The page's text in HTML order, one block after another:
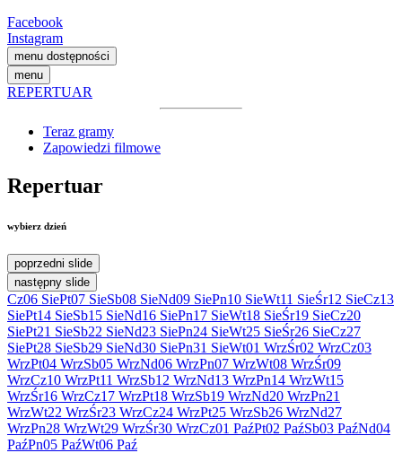
Facebook
Instagram
menu dostępności
menu
REPERTUAR
Teraz gramy
Zapowiedzi filmowe
Repertuar
wybierz dzień
poprzedni slide
następny slide
Cz06 SiePt07 SieSb08 SieNd09 SiePn10 SieWt11 SieŚr12 SieCz13
SiePt14 SieSb15 SieNd16 SiePn17 SieWt18 SieŚr19 SieCz20
SiePt21 SieSb22 SieNd23 SiePn24 SieWt25 SieŚr26 SieCz27
SiePt28 SieSb29 SieNd30 SiePn31 SieWt01 WrzŚr02 WrzCz03
WrzPt04 WrzSb05 WrzNd06 WrzPn07 WrzWt08 WrzŚr09
WrzCz10 WrzPt11 WrzSb12 WrzNd13 WrzPn14 WrzWt15
WrzŚr16 WrzCz17 WrzPt18 WrzSb19 WrzNd20 WrzPn21
WrzWt22 WrzŚr23 WrzCz24 WrzPt25 WrzSb26 WrzNd27
WrzPn28 WrzWt29 WrzŚr30 WrzCz01 PaźPt02 PaźSb03 PaźNd04
PaźPn05 PaźWt06 Paź